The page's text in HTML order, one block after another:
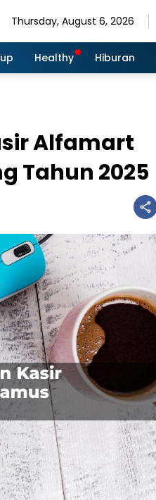
Thursday, August 6, 2026
Healthy Hiburan
Alfamart
Tahun 2025